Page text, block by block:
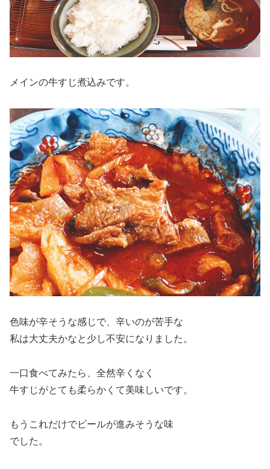
メインの牛すじ煮込みです。
色味が辛そうな感じで、辛いのが苦手な
私は大丈夫かなと少し不安になりました。
一口食べてみたら、全然辛くなく
牛すじがとても柔らかくて美味しいです。
もうこれだけでビールが進みそうな味
でした。